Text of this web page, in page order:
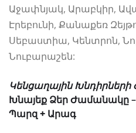
Աջափնյակ, Արաբկիր,
Էրեբունի, Քանաքեռ
Սեբաստիա, Կենտրոն,
Նուբարաշեն:
Կենցաղային
Խնայեք Ձեր Ժամանակը –
Պարզ + Արագ